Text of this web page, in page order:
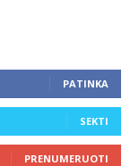
PATINKA
SEKTI
PRENUMERUOTI